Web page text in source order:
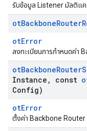
รับข้อมูล Listener มัลติแค
otBackboneRouter
otError
ลงทะเบียนการกําหนดค่า
otBackboneRouter
Instance , const
Config)
otError
ตั้งค่า Backbone